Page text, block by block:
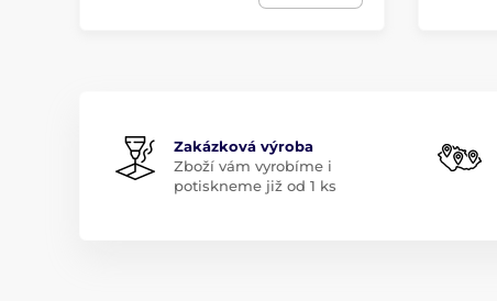
Zakázková výroba
Zboží vám vyrobíme i
potiskneme již od 1 ks